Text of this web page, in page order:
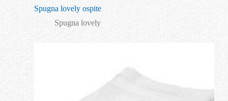
Spugna lovely ospite
Spugna lovely